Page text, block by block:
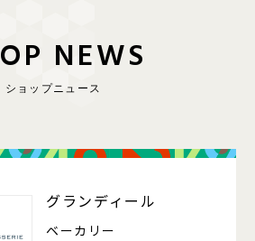
OP NEWS
ショップニュース
グランディール
ベーカリー